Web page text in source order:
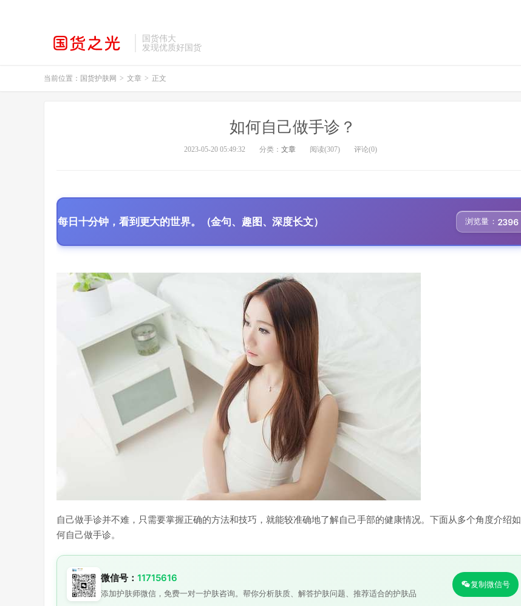
国货伟大
发现优质好国货
当前位置： 国货护肤网 > 文章 > 正文
如何自己做手诊？
2023-05-20 05:49:32 分类： 文章 阅读(307) 评论(0)
每日十分钟，看到更大的世界。（金句、趣图、深度长文） 浏览量： 2396
自己做手诊并不难，只需要掌握正确的方法和技巧，就能较准确地了解自己手部的健康情况。下面从多个角度介绍如
何自己做手诊。
微信号： 11715616
添加护肤师微信，免费一对一护肤咨询。帮你分析肤质、解答护肤问题、推荐适合的护肤品
复制微信号